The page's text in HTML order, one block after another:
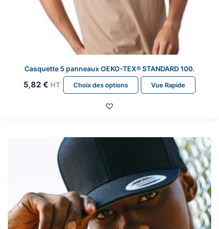
Casquette 5 panneaux OEKO-TEX® STANDARD 100.
5,82 € HT Choix des options
Ce
produit
être
choisies
sur
la
Vue Rapide